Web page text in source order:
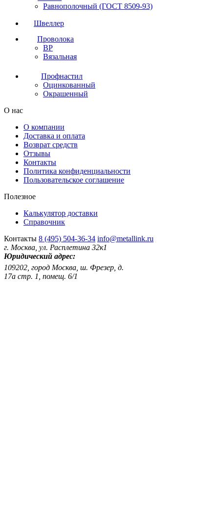
Равнополочный (ГОСТ 8509-93)
Швеллер
Проволока
ВР
Вязальная
Профнастил
Оцинкованный
Окрашенный
О нас
О компании
Доставка и оплата
Возврат средств
Отзывы
Контакты
Политика конфиденциальности
Пользовательское соглашение
Полезное
Калькулятор доставки
Справочник
Контакты 8 (495) 504-36-34 info@metallink.ru
г. Москва, ул. Расплетина 32к1
Юридический адрес:
109202, город Москва, ш. Фрезер, д.
17а стр. 1, помещ. 6/1